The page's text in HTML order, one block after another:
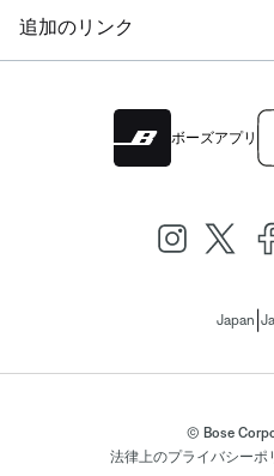
追加のリンク
ボーズアプリ
Japan
© Bose
法律上のプライバシーポ